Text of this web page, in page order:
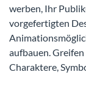
werben, Ihr
vorgefertigten
aufbauen.
Charaktere,